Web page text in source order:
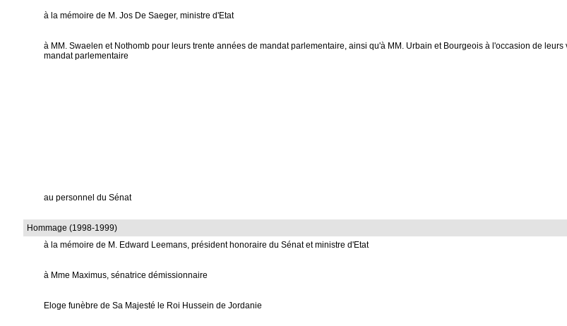
à la mémoire de M. Jos De Saeger, ministre d'Etat
à MM. Swaelen et Nothomb pour leurs trente années de mandat parlementaire, ainsi qu'à MM. Urbain et Bourgeois à l'occasion de leurs
mandat parlementaire
au personnel du Sénat
Hommage (1998-1999)
à la mémoire de M. Edward Leemans, président honoraire du Sénat et ministre d'Etat
à Mme Maximus, sénatrice démissionnaire
Eloge funèbre de Sa Majesté le Roi Hussein de Jordanie